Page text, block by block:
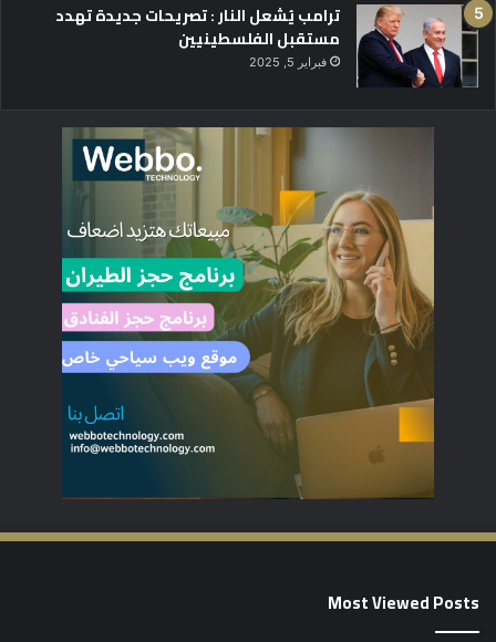
ترامب يُشعل النار : تصريحات جديدة تهدد
مستقبل الفلسطينيين
فبراير 5, 2025
Most Viewed Posts